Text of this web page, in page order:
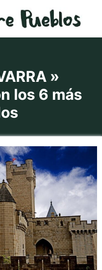
»
los 6 más